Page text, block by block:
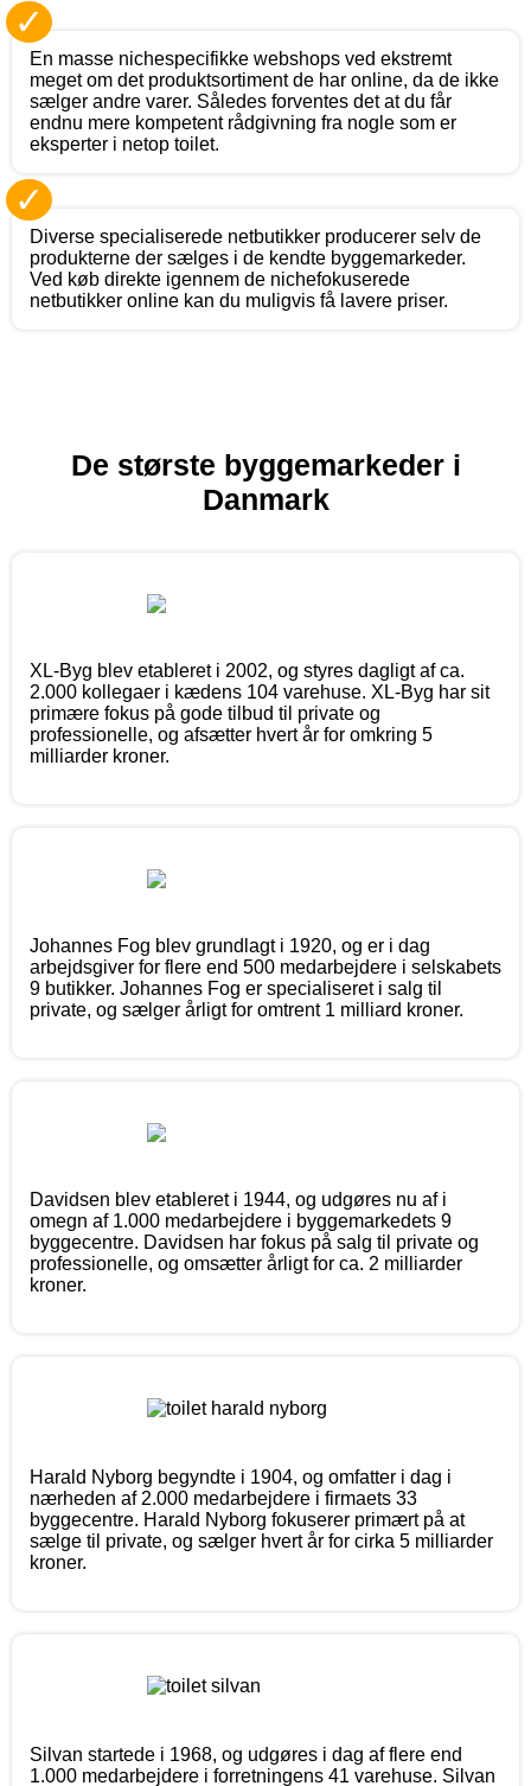
✓
En masse nichespecifikke webshops ved ekstremt
meget om det produktsortiment de har online, da de ikke
sælger andre varer. Således forventes det at du får
endnu mere kompetent rådgivning fra nogle som er
eksperter i netop toilet.
✓
Diverse specialiserede netbutikker producerer selv de
produkterne der sælges i de kendte byggemarkeder.
Ved køb direkte igennem de nichefokuserede
netbutikker online kan du muligvis få lavere priser.
De største byggemarkeder i
Danmark
XL-Byg blev etableret i 2002, og styres dagligt af ca.
2.000 kollegaer i kædens 104 varehuse. XL-Byg har sit
primære fokus på gode tilbud til private og
professionelle, og afsætter hvert år for omkring 5
milliarder kroner.
Johannes Fog blev grundlagt i 1920, og er i dag
arbejdsgiver for flere end 500 medarbejdere i selskabets
9 butikker. Johannes Fog er specialiseret i salg til
private, og sælger årligt for omtrent 1 milliard kroner.
Davidsen blev etableret i 1944, og udgøres nu af i
omegn af 1.000 medarbejdere i byggemarkedets 9
byggecentre. Davidsen har fokus på salg til private og
professionelle, og omsætter årligt for ca. 2 milliarder
kroner.
Harald Nyborg begyndte i 1904, og omfatter i dag i
nærheden af 2.000 medarbejdere i firmaets 33
byggecentre. Harald Nyborg fokuserer primært på at
sælge til private, og sælger hvert år for cirka 5 milliarder
kroner.
Silvan startede i 1968, og udgøres i dag af flere end
1.000 medarbejdere i forretningens 41 varehuse. Silvan